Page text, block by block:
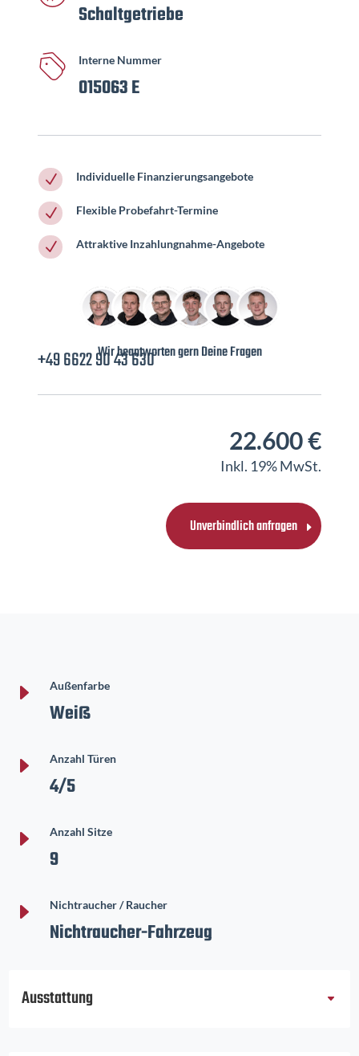
Schaltgetriebe
Interne Nummer
015063 E
N Individuelle Finanzierungsangebote
N Flexible Probefahrt-Termine
N Attraktive Inzahlungnahme-Angebote
Wir beantworten gern Deine Fragen
+49 6622 90 43 630
22.600 €
Inkl. 19% MwSt.
Unverbindlich anfragen
E Außenfarbe
Weiß
E Anzahl Türen
4/5
E Anzahl Sitze
9
E Nichtraucher / Raucher
Nichtraucher-Fahrzeug
Ausstattung